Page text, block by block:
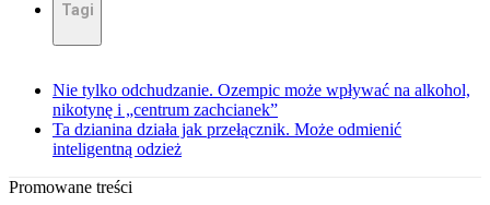
Tagi
Nie tylko odchudzanie. Ozempic może wpływać na alkohol,
nikotynę i „centrum zachcianek”
Ta dzianina działa jak przełącznik. Może odmienić
inteligentną odzież
Promowane treści